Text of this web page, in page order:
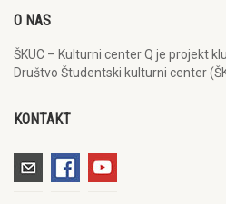
O NAS
ŠKUC – Kulturni center Q je projekt
Društvo Študentski kulturni center
KONTAKT